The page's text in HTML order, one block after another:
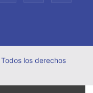
los derechos